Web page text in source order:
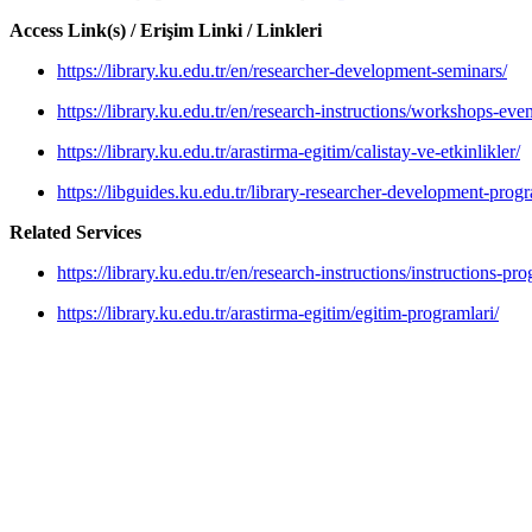
Access Link(s) / Erişim Linki / Linkleri
https://library.ku.edu.tr/en/researcher-development-seminars/
https://library.ku.edu.tr/en/research-instructions/workshops-
https://library.ku.edu.tr/arastirma-egitim/calistay-ve-etkinlikler/
https://libguides.ku.edu.tr/library-researcher-development-
Related Services
https://library.ku.edu.tr/en/research-instructions/instructions-
https://library.ku.edu.tr/arastirma-egitim/egitim-programlari/